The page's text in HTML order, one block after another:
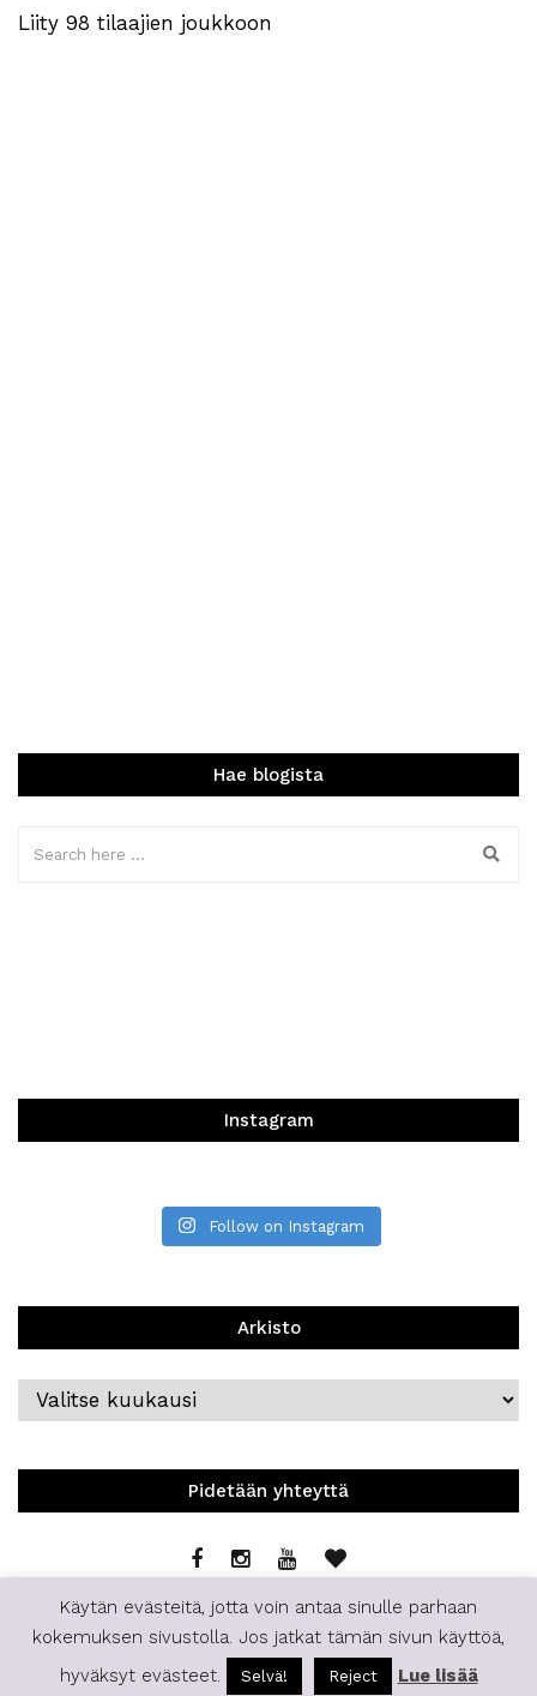
Liity 98 tilaajien joukkoon
Hae blogista
Instagram
Follow on Instagram
Arkisto
Arkisto
Pidetään yhteyttä
© 2019 | Staffilife | All Rights Reserved.
Käytän evästeitä, jotta voin antaa sinulle parhaan
kokemuksen sivustolla. Jos jatkat tämän sivun käyttöä,
hyväksyt evästeet.
Selvä! Reject Lue lisää